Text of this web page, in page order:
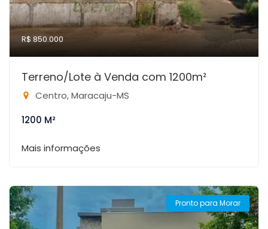
R$ 850.000
Terreno/Lote à Venda com 1200m²
Centro, Maracaju-MS
1200 M²
Mais informações
Pronto para Morar